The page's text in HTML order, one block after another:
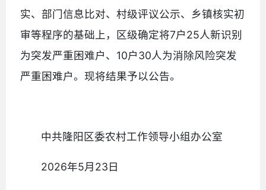
实、部门信息比对、村级评议公示、乡镇核实初
审等程序的基础上，区级确定将7户25人新识别
为突发严重困难户、10户30人为消除风险突发
严重困难户。现将结果予以公告。
中共隆阳区委农村工作领导小组办公室
2026年5月23日